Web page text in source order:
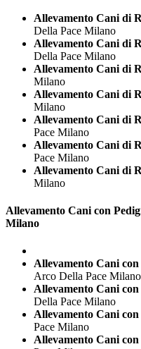
Allevamento Cani di
Della Pace Milano
Allevamento Cani di
Della Pace Milano
Allevamento Cani di
Milano
Allevamento Cani di
Milano
Allevamento Cani di
Pace Milano
Allevamento Cani di
Pace Milano
Allevamento Cani di
Milano
Allevamento Cani con
Milano
Allevamento Cani
Arco Della Pace Milano
Allevamento Cani
Della Pace Milano
Allevamento Cani
Pace Milano
Allevamento Cani